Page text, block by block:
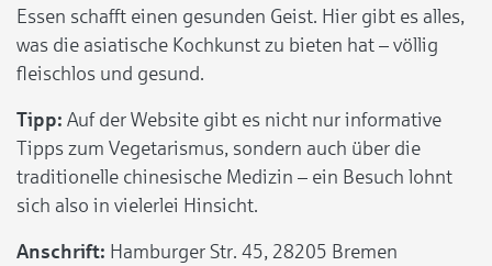
Essen schafft einen gesunden Geist. Hier gibt es alles,
was die asiatische Kochkunst zu bieten hat – völlig
fleischlos und gesund.
Tipp: Auf der Website gibt es nicht nur informative
Tipps zum Vegetarismus, sondern auch über die
traditionelle chinesische Medizin – ein Besuch lohnt
sich also in vielerlei Hinsicht.
Anschrift: Hamburger Str. 45, 28205 Bremen